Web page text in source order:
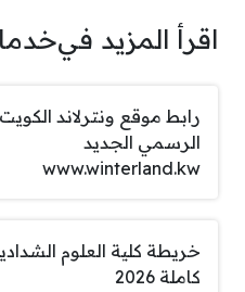
اقرأ المزيد في
رابط موقع ونترلاند الكويت
الرسمي الجديد
www.winterland.kw
خريطة كلية العلوم
كاملة 2026